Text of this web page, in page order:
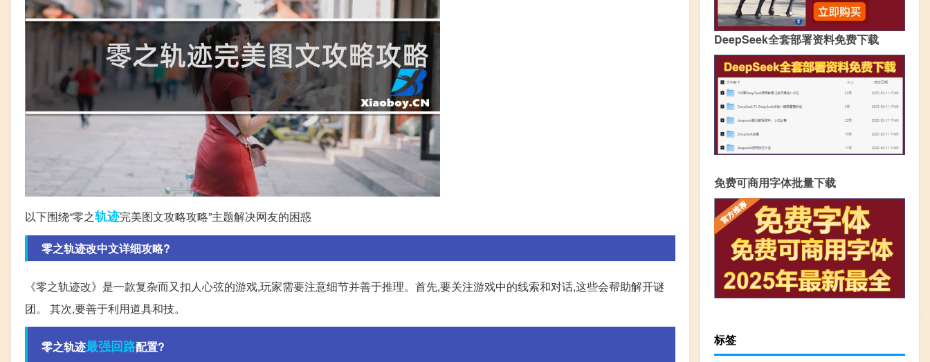
以下围绕“零之轨迹完美图文攻略攻略”主题解决网友的困惑
零之轨迹改中文详细攻略?
《零之轨迹改》是一款复杂而又扣人心弦的游戏,玩家需要注意细节并善于推理。首先,要关注游戏中的线索和对话,这些会帮助解开谜
团。 其次,要善于利用道具和技。
零之轨迹最强回路配置?
DeepSeek全套部署资料免费下载
免费可商用字体批量下载
标签